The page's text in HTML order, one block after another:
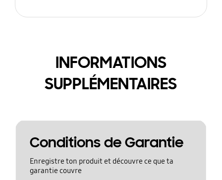
INFORMATIONS
SUPPLÉMENTAIRES
Conditions de Garantie
Enregistre ton produit et découvre ce que ta
garantie couvre